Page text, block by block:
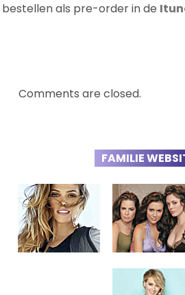
bestellen als pre-order in de
Comments are closed.
FAMILIE